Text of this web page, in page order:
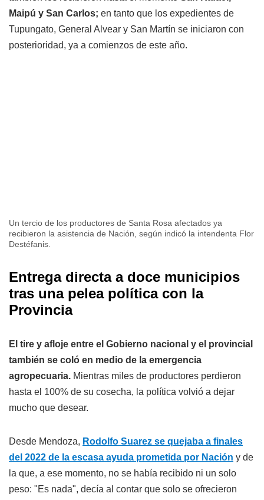
Maipú y San Carlos; en tanto que los expedientes de
Tupungato, General Alvear y San Martín se iniciaron con
posterioridad, ya a comienzos de este año.
Un tercio de los productores de Santa Rosa afectados ya
recibieron la asistencia de Nación, según indicó la intendenta Flor
Destéfanis.
Entrega directa a doce municipios
tras una pelea política con la
Provincia
El tire y afloje entre el Gobierno nacional y el provincial
también se coló en medio de la emergencia
agropecuaria. Mientras miles de productores perdieron
hasta el 100% de su cosecha, la política volvió a dejar
mucho que desear.
Desde Mendoza, Rodolfo Suarez se quejaba a finales
del 2022 de la escasa ayuda prometida por Nación y de
la que, a ese momento, no se había recibido ni un solo
peso: "Es nada", decía al contar que solo se ofrecieron